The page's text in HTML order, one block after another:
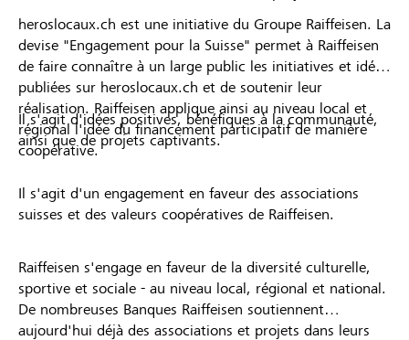
heroslocaux.ch est une initiative du Groupe Raiffeisen. La
devise "Engagement pour la Suisse" permet à Raiffeisen
de faire connaître à un large public les initiatives et idées
publiées sur heroslocaux.ch et de soutenir leur
réalisation. Raiffeisen applique ainsi au niveau local et
régional l'idée du financement participatif de manière
coopérative.
Il s'agit d'idées positives, bénéfiques à la communauté,
ainsi que de projets captivants.
Il s'agit d'un engagement en faveur des associations
suisses et des valeurs coopératives de Raiffeisen.
Raiffeisen s'engage en faveur de la diversité culturelle,
sportive et sociale - au niveau local, régional et national.
De nombreuses Banques Raiffeisen soutiennent
aujourd'hui déjà des associations et projets dans leurs